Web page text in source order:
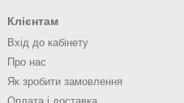
Клієнтам
Вхід до кабінету
Про нас
Як зробити замовлення